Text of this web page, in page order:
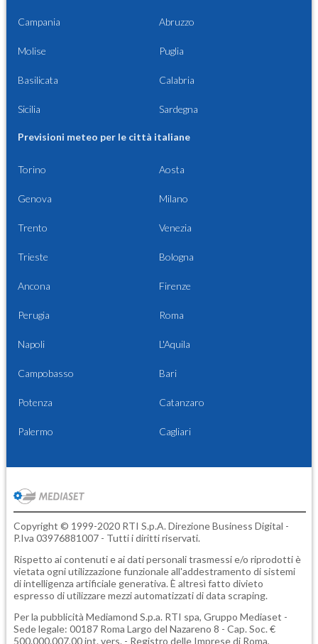
Campania Abruzzo
Molise Puglia
Basilicata Calabria
Sicilia Sardegna
Previsioni meteo per le città italiane
Torino Aosta
Genova Milano
Trento Venezia
Trieste Bologna
Ancona Firenze
Perugia Roma
Napoli L'Aquila
Campobasso Bari
Potenza Catanzaro
Palermo Cagliari
Copyright © 1999-2020 RTI S.p.A. Direzione Business Digital -
P.Iva 03976881007 - Tutti i diritti riservati.
Rispetto ai contenuti e ai dati personali trasmessi e/o riprodotti è
vietata ogni utilizzazione funzionale all'addestramento di sistemi
di intelligenza artificiale generativa. È altresì fatto divieto
espresso di utilizzare mezzi automatizzati di data scraping.
Per la pubblicità Mediamond S.p.a. RTI spa, Gruppo Mediaset -
Sede legale: 00187 Roma Largo del Nazareno 8 - Cap. Soc. €
500.000.007,00 int. vers. - Registro delle Imprese di Roma,